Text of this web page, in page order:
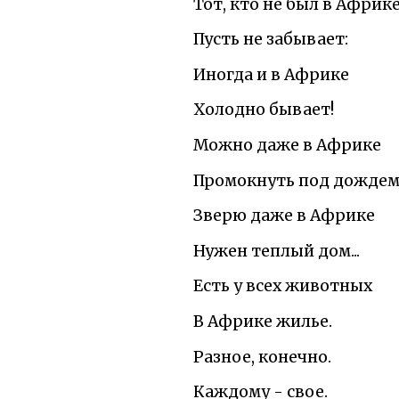
Тот, кто не был в
Пусть не забывает:
Иногда и в Африке
Холодно бывает!
Можно даже в Африке
Промокнуть под
Зверю даже в Африке
Нужен теплый дом...
Есть у всех животных
В Африке жилье.
Разное, конечно.
Каждому - свое.